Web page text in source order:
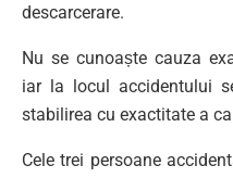
descarcerare.
Nu se cunoaște cauza
iar la locul accidentului
stabilirea cu exactitate a
Cele trei persoane